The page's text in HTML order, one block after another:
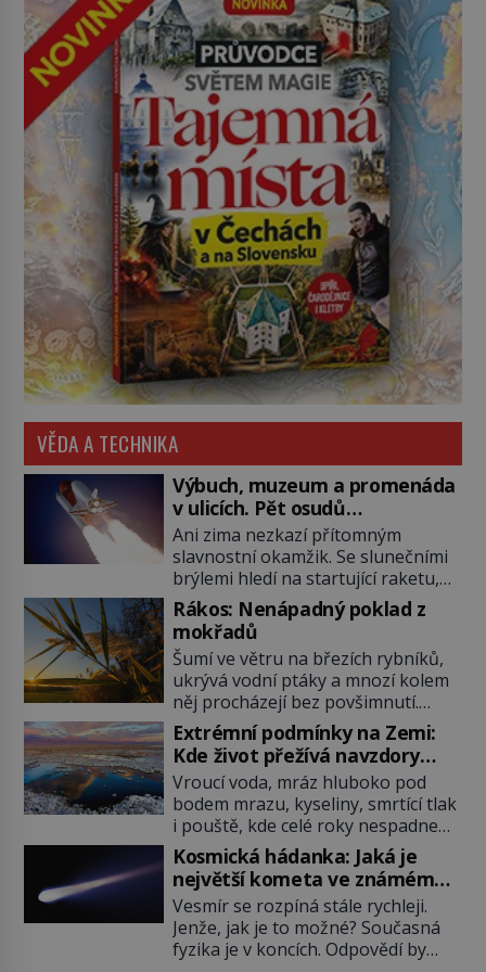
VĚDA A TECHNIKA
Výbuch, muzeum a promenáda
v ulicích. Pět osudů
nejslavnějších raketoplánů
Ani zima nezkazí přítomným
slavnostní okamžik. Se slunečními
brýlemi hledí na startující raketu,
která má do vesmíru vynést kromě
posádky také obyčejnou učitelku.
Po několika sekundách všem
ztuhnou úsměvy, stroj totiž
exploduje. Jejich konstrukce není
z levného kraje, daňové poplatníky
stojí miliardy dolarů. Na druhou
stranu zvládnou jen představitelné
věci. Na malé kousky Název:
Columbia První […]
Rákos: Nenápadný poklad z
mokřadů
Šumí ve větru na březích rybníků,
ukrývá vodní ptáky a mnozí kolem
něj procházejí bez povšimnutí.
Přesto právě rákos pomáhal stavět
domy, vyrábět lodě, zapisovat první
texty a inspiroval řadu pověstí.
Tato skromná, ale užitečná
rostlina provází člověka už tisíce
let. Většina lidí vnímá rákos jen jako
obyčejnou kulisu letního koupání.
Stačí se však podívat […]
Extrémní podmínky na Zemi:
Kde život přežívá navzdory
všemu
Vroucí voda, mráz hluboko pod
bodem mrazu, kyseliny, smrtící tlak
i pouště, kde celé roky nespadne
jediná kapka deště. Na první
pohled místa, kde nemůže
existovat vůbec nic. Přesto právě
tady vědci objevují organismy,
které posouvají hranice života.
Každý nový nález mění naše
Kosmická hádanka: Jaká je
největší kometa ve známém
vesmíru?
Vesmír se rozpíná stále rychleji.
Jenže, jak je to možné? Současná
fyzika je v koncích. Odpovědí by